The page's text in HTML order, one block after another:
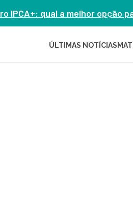
IPCA+: qual a melhor opção
ÚLTIMAS NOTÍCIAS